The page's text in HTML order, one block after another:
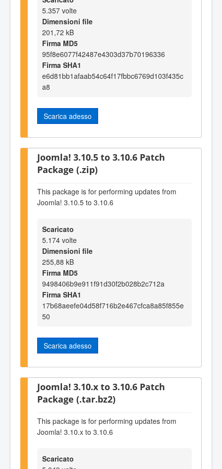
5.357 volte
Dimensioni file
201,72 kB
Firma MD5
95f8e6077f42487e4303d37b70196336
Firma SHA1
e6d81bb1afaab54c64f17fbbc6769d103f435c
a8
Scarica adesso
Joomla! 3.10.5 to 3.10.6 Patch
Package (.zip)
This package is for performing updates from
Joomla! 3.10.5 to 3.10.6
Scaricato
5.174 volte
Dimensioni file
255,88 kB
Firma MD5
9498406b9e911f91d30f2b028b2c712a
Firma SHA1
17b68aeefe04d58f716b2e467cfca8a85f855e
50
Scarica adesso
Joomla! 3.10.x to 3.10.6 Patch
Package (.tar.bz2)
This package is for performing updates from
Joomla! 3.10.x to 3.10.6
Scaricato